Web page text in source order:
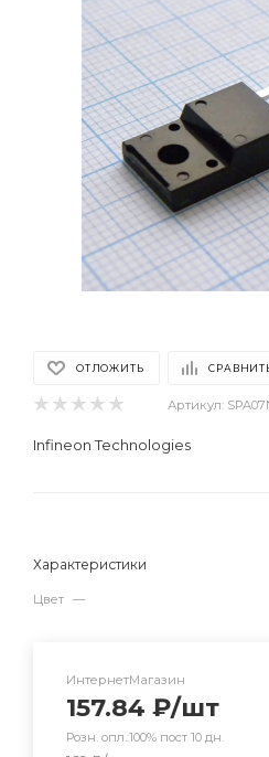
ОТЛОЖИТЬ
Артикул:
Infineon Technologies
Характеристики
Цвет —
ИнтернетМагазин
157.84 ₽/шт
Розн. опл.:100% пост 10 дн.